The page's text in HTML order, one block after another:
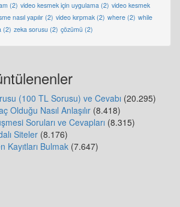
(2) video kesmek için uygulama (2) video kesmek
nasıl yapılır (2) video kırpmak (2) where (2) while
(2) zeka sorusu (2) çözümü (2)
(100 TL Sorusu) ve Cevabı (20.295)
Olduğu Nasıl Anlaşılır (8.418)
Soruları ve Cevapları (8.315)
Siteler (8.176)
Kayıtları Bulmak (7.647)